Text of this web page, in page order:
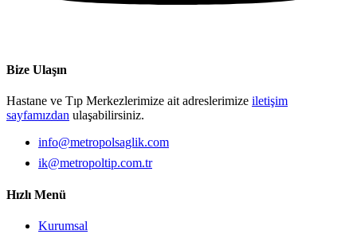
Bize Ulaşın
Hastane ve Tıp Merkezlerimize ait adreslerimize iletişim
sayfamızdan ulaşabilirsiniz.
info@metropolsaglik.com
ik@metropoltip.com.tr
Hızlı Menü
Kurumsal